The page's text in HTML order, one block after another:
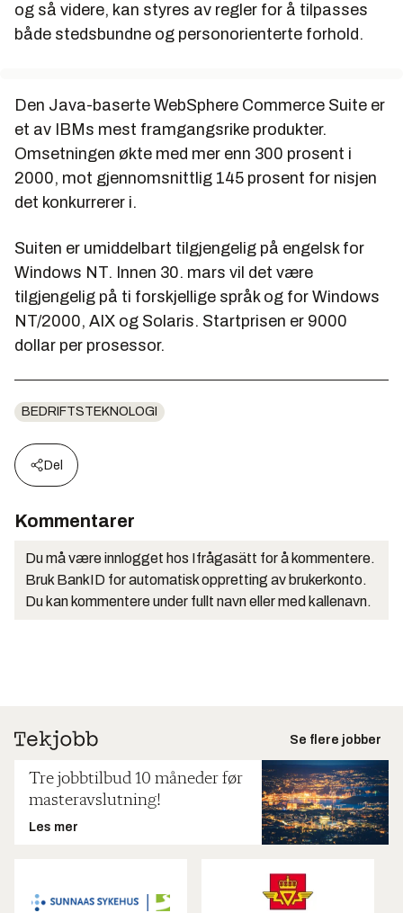
og så videre, kan styres av regler for å tilpasses
både stedsbundne og personorienterte forhold.
Den Java-baserte WebSphere Commerce Suite er
et av IBMs mest framgangsrike produkter.
Omsetningen økte med mer enn 300 prosent i
2000, mot gjennomsnittlig 145 prosent for nisjen
det konkurrerer i.
Suiten er umiddelbart tilgjengelig på engelsk for
Windows NT. Innen 30. mars vil det være
tilgjengelig på ti forskjellige språk og for Windows
NT/2000, AIX og Solaris. Startprisen er 9000
dollar per prosessor.
BEDRIFTSTEKNOLOGI
Del
Kommentarer
Du må være innlogget hos Ifrågasätt for å kommentere.
Bruk BankID for automatisk oppretting av brukerkonto.
Du kan kommentere under fullt navn eller med kallenavn.
Se flere jobber
Tre jobbtilbud 10 måneder før
masteravslutning!
Les mer